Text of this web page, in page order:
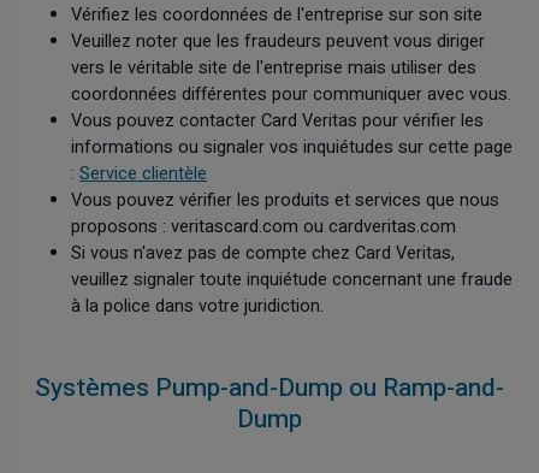
Vérifiez les coordonnées de l'entreprise sur son site
Veuillez noter que les fraudeurs peuvent vous diriger
vers le véritable site de l'entreprise mais utiliser des
coordonnées différentes pour communiquer avec vous.
Vous pouvez contacter Card Veritas pour vérifier les
informations ou signaler vos inquiétudes sur cette page
: Service clientèle
Vous pouvez vérifier les produits et services que nous
proposons : veritascard.com ou cardveritas.com
Si vous n'avez pas de compte chez Card Veritas,
veuillez signaler toute inquiétude concernant une fraude
à la police dans votre juridiction.
Systèmes Pump-and-Dump ou Ramp-and-
Dump